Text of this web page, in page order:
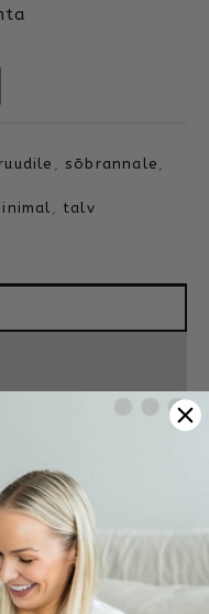
, sõbrannale ,
, talv
Ja selles
mütson loodud
kui loosungeid.
kui vaikus –